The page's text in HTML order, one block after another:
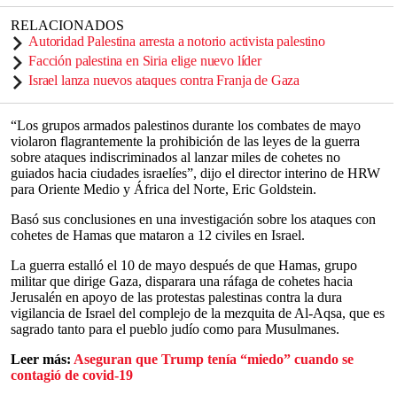
RELACIONADOS
Autoridad Palestina arresta a notorio activista palestino
Facción palestina en Siria elige nuevo líder
Israel lanza nuevos ataques contra Franja de Gaza
“Los grupos armados palestinos durante los combates de mayo
violaron flagrantemente la prohibición de las leyes de la guerra
sobre ataques indiscriminados al lanzar miles de cohetes no
guiados hacia ciudades israelíes”, dijo el director interino de HRW
para Oriente Medio y África del Norte, Eric Goldstein.
Basó sus conclusiones en una investigación sobre los ataques con
cohetes de Hamas que mataron a 12 civiles en Israel.
La guerra estalló el 10 de mayo después de que Hamas, grupo
militar que dirige Gaza, disparara una ráfaga de cohetes hacia
Jerusalén en apoyo de las protestas palestinas contra la dura
vigilancia de Israel del complejo de la mezquita de Al-Aqsa, que es
sagrado tanto para el pueblo judío como para Musulmanes.
Leer más: Aseguran que Trump tenía “miedo” cuando se
contagió de covid-19